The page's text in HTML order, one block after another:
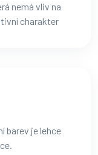
nemá vliv na
charakter
barev je lehce